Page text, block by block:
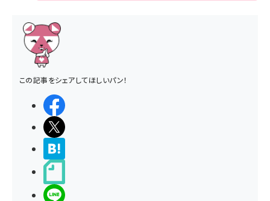
この記事をシェアしてほしいパン！